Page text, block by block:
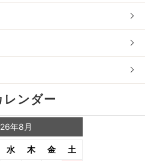
レンダー
年8月
水 木 金 土